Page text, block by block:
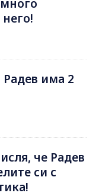
Радев има 2
че Радев
си с